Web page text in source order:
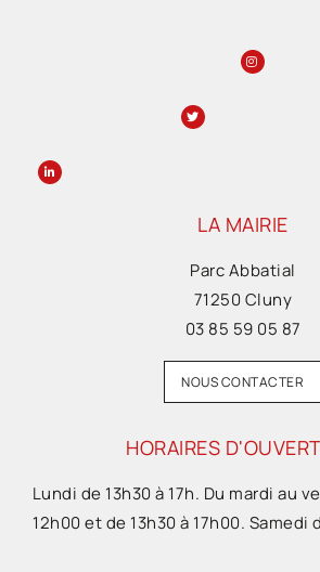
LA MAIRIE
Parc Abbatial
71250 Cluny
03 85 59 05 87
NOUS CONTACTER
HORAIRES
Lundi de 13h30 à 17h. Du mardi au
12h00 et de 13h30 à 17h00. Samedi